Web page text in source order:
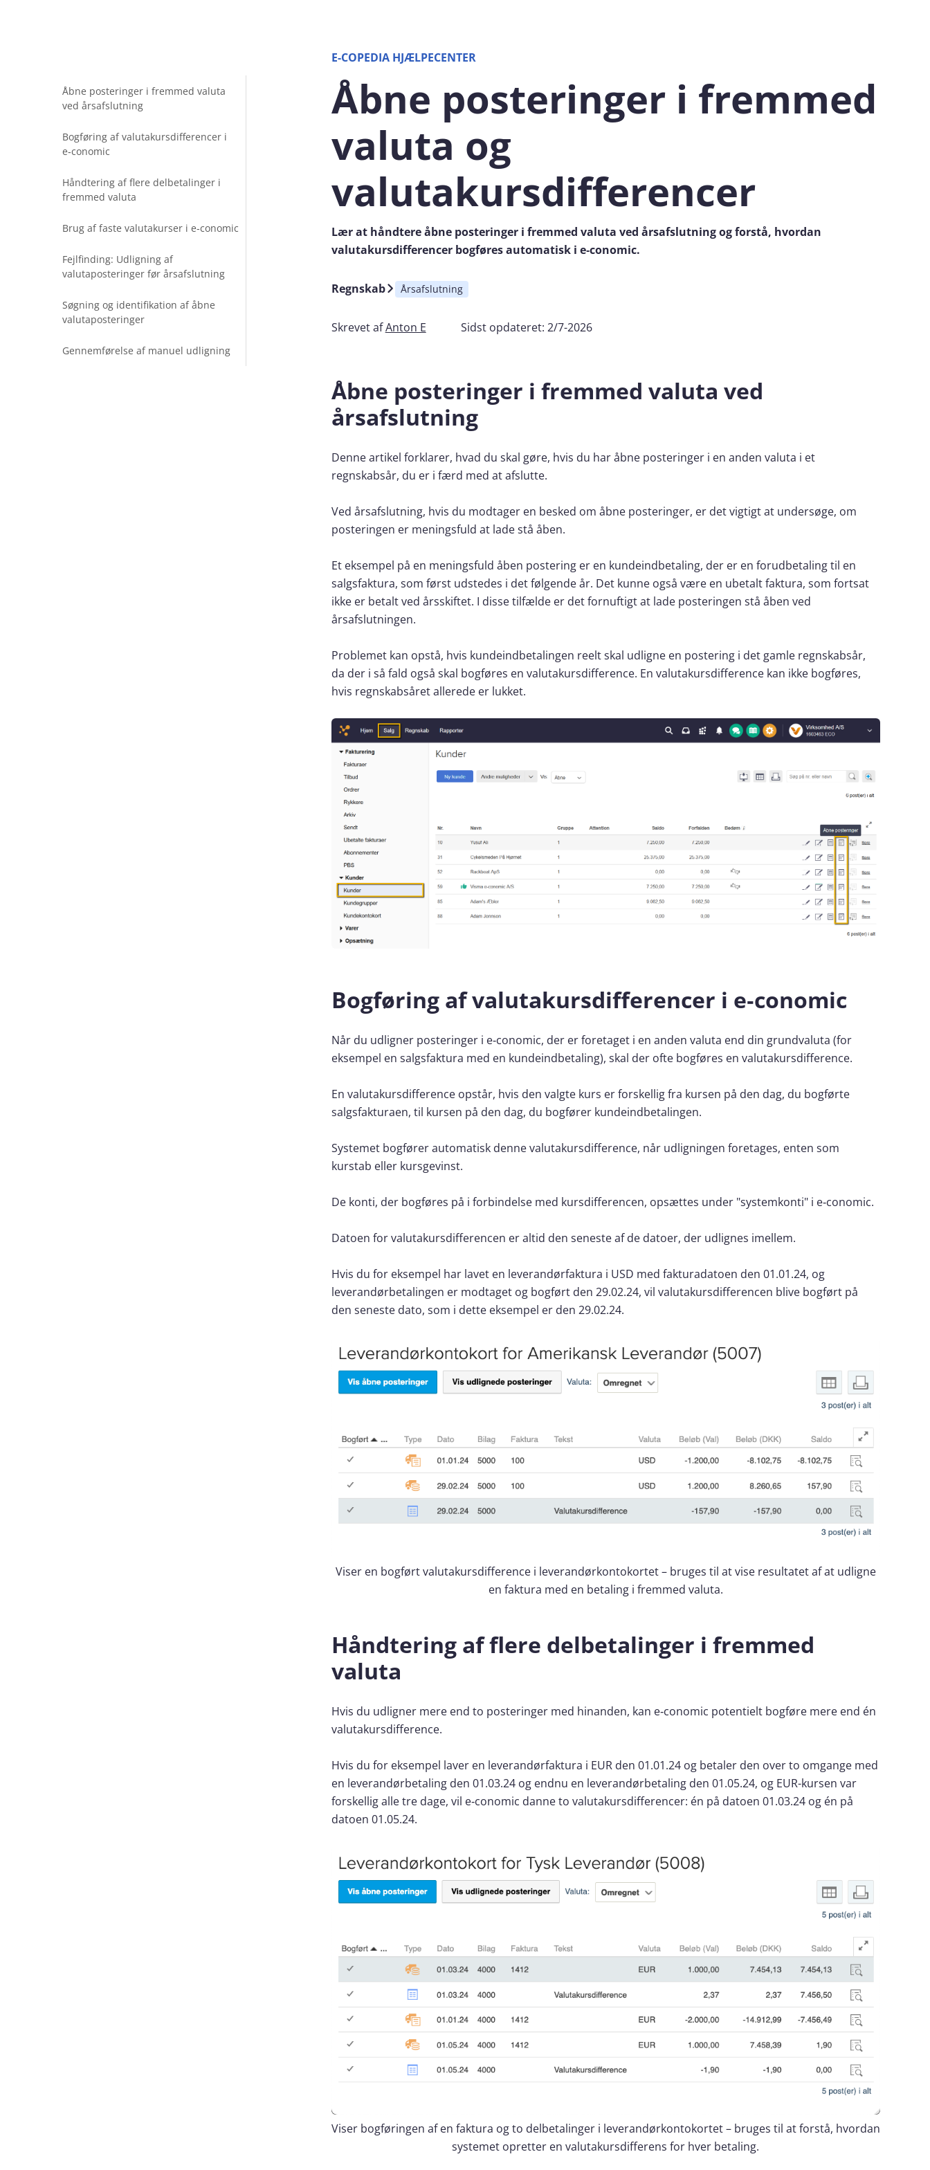
Åbne posteringer i fremmed valuta
ved årsafslutning
Bogføring af valutakursdifferencer i
e‑conomic
Håndtering af flere delbetalinger i
fremmed valuta
Brug af faste valutakurser i e‑conomic
Fejlfinding: Udligning af
valutaposteringer før årsafslutning
Søgning og identifikation af åbne
valutaposteringer
Gennemførelse af manuel udligning
E-COPEDIA HJÆLPECENTER
Åbne posteringer i fremmed
valuta og
valutakursdifferencer
Lær at håndtere åbne posteringer i fremmed valuta ved årsafslutning og forstå, hvordan
valutakursdifferencer bogføres automatisk i e‑conomic.
Regnskab Årsafslutning
Sidst opdateret: 2/7-2026
Skrevet afAnton E
Åbne posteringer i fremmed valuta ved
årsafslutning
Denne artikel forklarer, hvad du skal gøre, hvis du har åbne posteringer i en anden valuta i et
regnskabsår, du er i færd med at afslutte.
Ved årsafslutning, hvis du modtager en besked om åbne posteringer, er det vigtigt at undersøge, om
posteringen er meningsfuld at lade stå åben.
Et eksempel på en meningsfuld åben postering er en kundeindbetaling, der er en forudbetaling til en
salgsfaktura, som først udstedes i det følgende år. Det kunne også være en ubetalt faktura, som fortsat
ikke er betalt ved årsskiftet. I disse tilfælde er det fornuftigt at lade posteringen stå åben ved
årsafslutningen.
Problemet kan opstå, hvis kundeindbetalingen reelt skal udligne en postering i det gamle regnskabsår,
da der i så fald også skal bogføres en valutakursdifference. En valutakursdifference kan ikke bogføres,
hvis regnskabsåret allerede er lukket.
Bogføring af valutakursdifferencer i e‑conomic
Når du udligner posteringer i e‑conomic, der er foretaget i en anden valuta end din grundvaluta (for
eksempel en salgsfaktura med en kundeindbetaling), skal der ofte bogføres en valutakursdifference.
En valutakursdifference opstår, hvis den valgte kurs er forskellig fra kursen på den dag, du bogførte
salgsfakturaen, til kursen på den dag, du bogfører kundeindbetalingen.
Systemet bogfører automatisk denne valutakursdifference, når udligningen foretages, enten som
kurstab eller kursgevinst.
De konti, der bogføres på i forbindelse med kursdifferencen, opsættes under "systemkonti" i e‑conomic.
Datoen for valutakursdifferencen er altid den seneste af de datoer, der udlignes imellem.
Hvis du for eksempel har lavet en leverandørfaktura i USD med fakturadatoen den 01.01.24, og
leverandørbetalingen er modtaget og bogført den 29.02.24, vil valutakursdifferencen blive bogført på
den seneste dato, som i dette eksempel er den 29.02.24.
Viser en bogført valutakursdifference i leverandørkontokortet – bruges til at vise resultatet af at udligne
en faktura med en betaling i fremmed valuta.
Håndtering af flere delbetalinger i fremmed
valuta
Hvis du udligner mere end to posteringer med hinanden, kan e‑conomic potentielt bogføre mere end én
valutakursdifference.
Hvis du for eksempel laver en leverandørfaktura i EUR den 01.01.24 og betaler den over to omgange med
en leverandørbetaling den 01.03.24 og endnu en leverandørbetaling den 01.05.24, og EUR-kursen var
forskellig alle tre dage, vil e‑conomic danne to valutakursdifferencer: én på datoen 01.03.24 og én på
datoen 01.05.24.
Viser bogføringen af en faktura og to delbetalinger i leverandørkontokortet – bruges til at forstå, hvordan
systemet opretter en valutakursdifferens for hver betaling.